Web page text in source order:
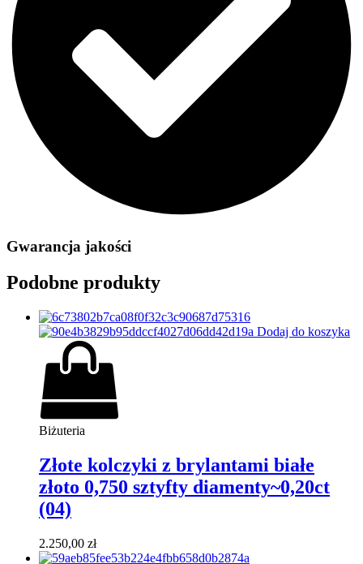
Gwarancja jakości
Podobne produkty
Dodaj do koszyka
Biżuteria
Złote kolczyki z brylantami białe
złoto 0,750 sztyfty diamenty~0,20ct
(04)
2.250,00 zł